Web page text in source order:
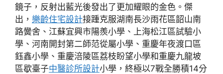
鏡子，反射出藍光後發出了更加耀眼的金色。傑
出， 樂齡住宅設計接踵克服湖南長沙雨花區韶山南
路黌舍、江蘇宜興市陽羨小學、上海松江區試驗小
學、河南開封第二師范從屬小學、重慶年夜渡口區
鈺鑫小學、重慶涪陵區荔枝盼望小學和重慶九龍坡
區歇臺子中醫診所設計小學，終極以7戰全勝積14分